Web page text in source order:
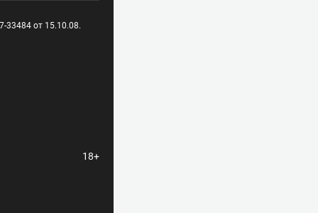
33484 от 15.10.08.
18+